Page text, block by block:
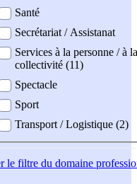
Santé
Secrétariat / Assistanat
Services à la personne / à la
collectivité (11)
Spectacle
Sport
Transport / Logistique (2)
le filtre du domaine